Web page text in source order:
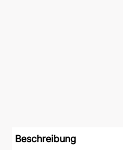
Beschreibung